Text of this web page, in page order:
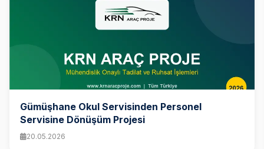
Gümüşhane Okul Servisinden Personel
Servisine Dönüşüm Projesi
20.05.2026